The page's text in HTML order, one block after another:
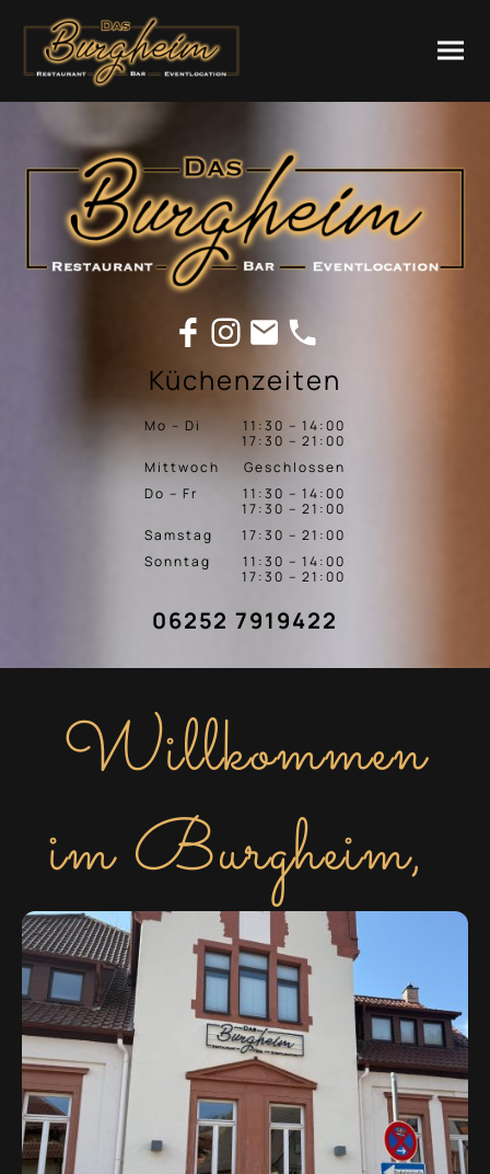
Küchenzeiten
Mo – Di
11:30 – 14:00
17:30 – 21:00
Mittwoch
Geschlossen
Do – Fr
11:30 – 14:00
17:30 – 21:00
Samstag
17:30 – 21:00
Sonntag
11:30 – 14:00
17:30 – 21:00
06252 7919422
Willkommen
im Burgheim,